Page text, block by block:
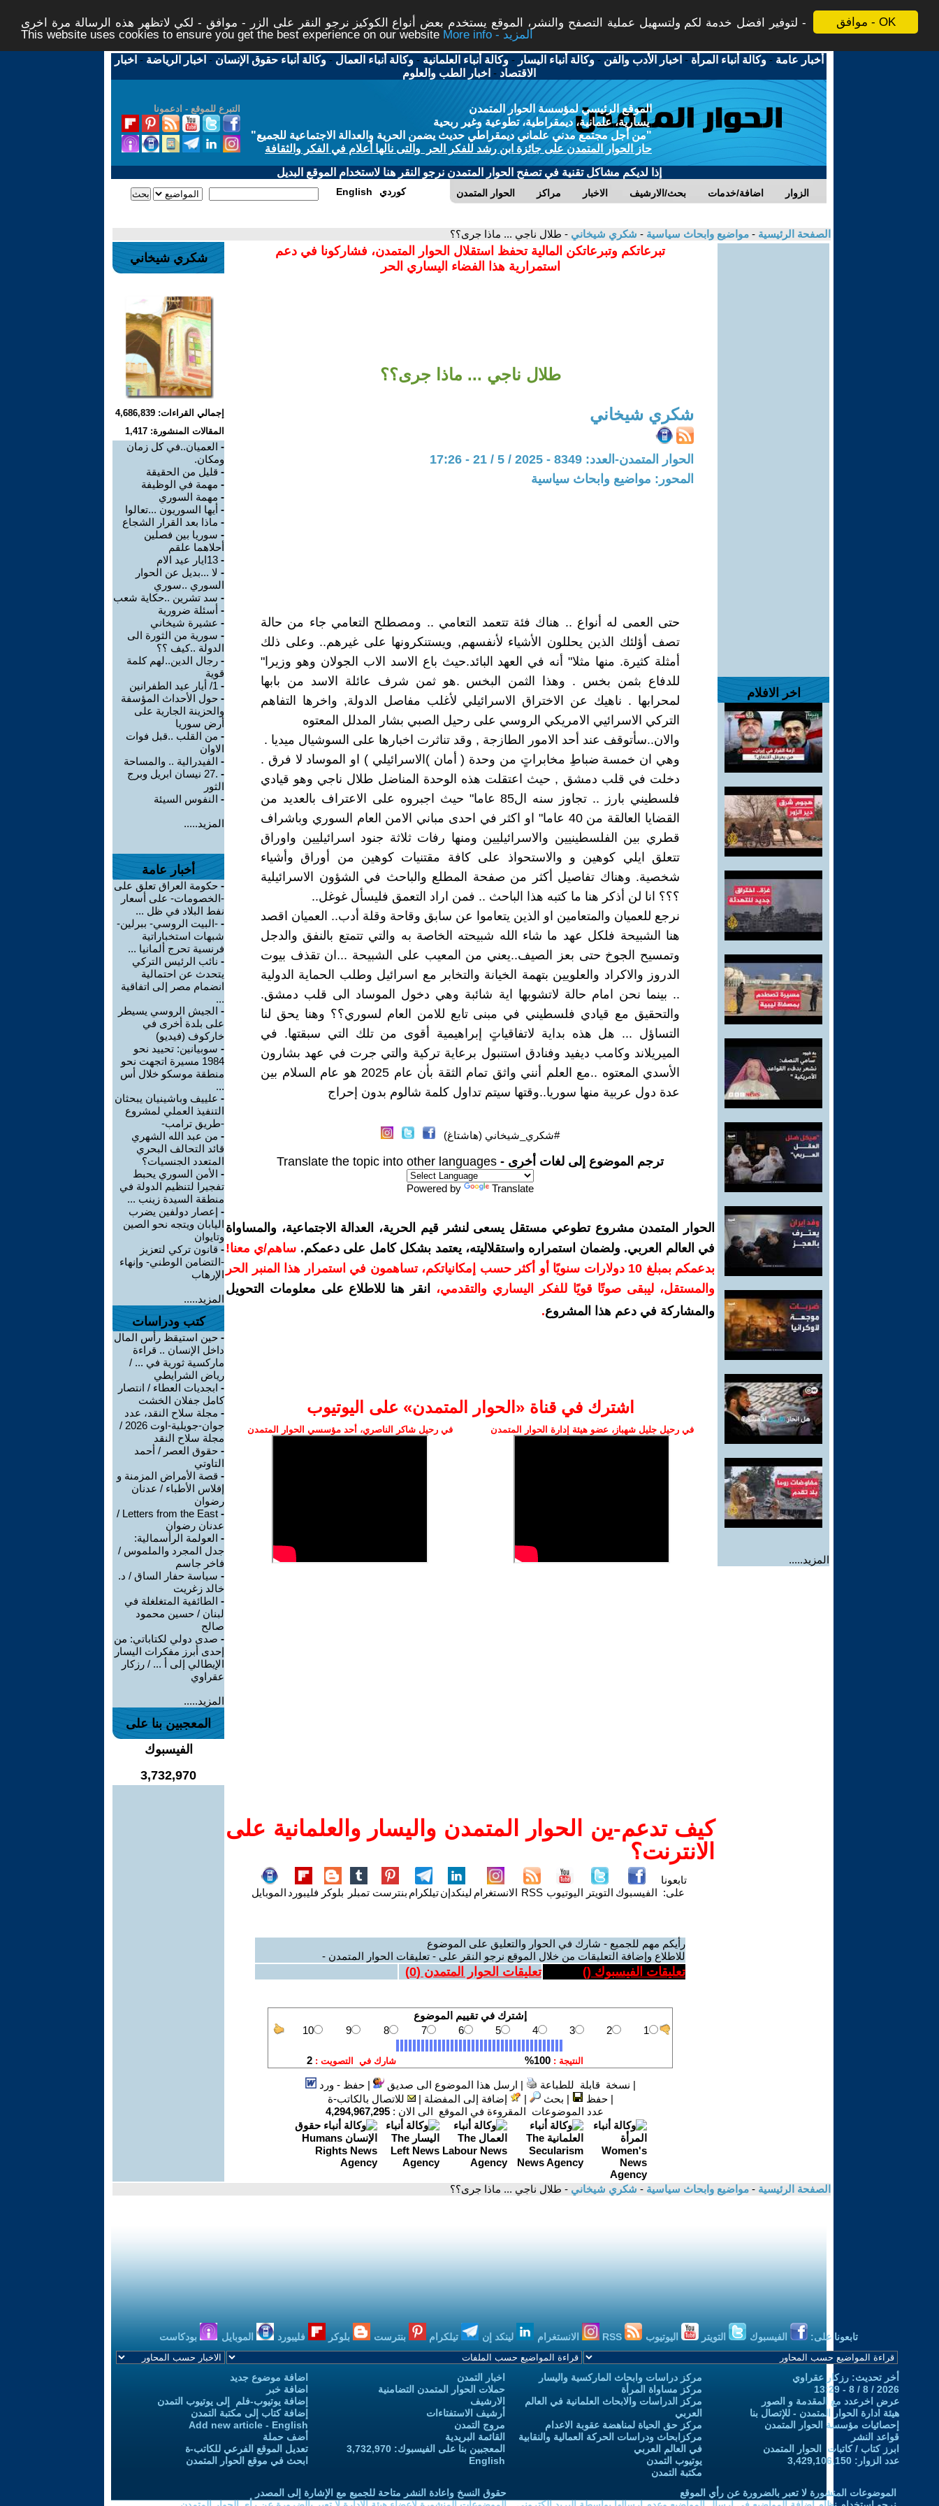
موافق - OK
لتوفير افضل خدمة لكم ولتسهيل عملية التصفح والنشر، الموقع يستخدم بعض أنواع الكوكيز نرجو النقر على الزر - موافق - لكي لاتظهر هذه الرسالة مرة اخرى -
This website uses cookies to ensure you get the best experience on our website
More info - المزيد
أخبار عامة -وكالة أنباء المرأة - اخبار الأدب والفن -وكالة أنباء اليسار -وكالة أنباء العلمانية -وكالة أنباء العمال -وكالة أنباء حقوق الإنسان - اخبار الرياضة - اخبار
الاقتصاد - اخبار الطب والعلوم
التبرع للموقع - ادعمونا
الموقع الرئيسي لمؤسسة الحوار المتمدن
يسارية، علمانية، ديمقراطية، تطوعية وغير ربحية
"من أجل مجتمع مدني علماني ديمقراطي حديث يضمن الحرية والعدالة الاجتماعية للجميع"
حاز الحوار المتمدن على جائزة ابن رشد للفكر الحر والتى نالها أعلام في الفكر والثقافة
إذا لديكم مشاكل تقنية في تصفح الحوار المتمدن نرجو النقر هنا لاستخدام الموقع البديل
الحوار المتمدن مراكز الاخبار بحث/الارشيف اضافة/خدمات الزوار English كوردي
الصفحة الرئيسية - مواضيع وابحاث سياسية - شكري شيخاني - طلال ناجي ... ماذا جرى؟؟
اخر الافلام
المزيد.....
تبرعاتكم وتبرعاتكن المالية تحفظ استقلال الحوار المتمدن، فشاركونا في دعم
استمرارية هذا الفضاء اليساري الحر
طلال ناجي ... ماذا جرى؟؟
شكري شيخاني
الحوار المتمدن-العدد: 8349 - 2025 / 5 / 21 - 17:26
المحور: مواضيع وابحاث سياسية
حتى العمى له أنواع .. هناك فئة تتعمد التعامي .. ومصطلح التعامي جاء من حالة
تصف أؤلئك الذين يحللون الأشياء لأنفسهم, ويستنكرونها على غيرهم.. وعلى ذلك
أمثلة كثيرة. منها مثلا" أنه في العهد البائد.حيث باع الاسد الاب الجولان وهو وزيرا"
للدفاع بثمن بخس . وهذا الثمن البخس .هو ثمن شرف عائلة الاسد من بابها
لمحرابها . ناهيك عن الاختراق الاسرائيلي لأغلب مفاصل الدولة, واخرها التفاهم
التركي الاسرائيي الامريكي الروسي على رحيل الصبي بشار المدلل المعتوه
والان..سأتوقف عند أحد الامور الطازجة , وقد تناثرت اخبارها على السوشيال ميديا .
وهي ان خمسة ضباطِ مخابراتٍ من وحدة ( أمان )الاسرائيلي ) او الموساد لا فرق .
دخلت في قلب دمشق , حيث اعتقلت هذه الوحدة المناضل طلال ناجي وهو قيادي
فلسطيني بارز .. تجاوز سنه ال85 عاما" حيث اجبروه على الاعتراف بالعديد من
القضايا العالقة من 40 عاما" او اكثر في احدى مباني الامن العام السوري وباشراف
قطري بين الفلسطينيين والاسرائيليين ومنها رفات ثلاثة جنود اسرائيليين واوراق
تتعلق ايلي كوهين و والاستحواذ على كافة مقتنيات كوهين من أوراق وأشياء
شخصية. وهناك تفاصيل أكثر من صفحة المطلع والباحث في الشؤون الاسرائيلية
؟؟؟ انا لن أذكر هنا ما كتبه هذا الباحث .. فمن اراد التعمق فليسأل غوغل..
نرجع للعميان والمتعامين او الذين يتعاموا عن سابق وقاحة وقلة أدب.. العميان اقصد
هنا الشبيحة فلكل عهد ما شاء الله شبيحته الخاصة به والتي تتمتع بالنفق والدجل
وتمسيح الجوخ حتى بعز الصيف..يعني من المعيب على الشبيحة ...ان تقذف بيوت
الدروز والاكراد والعلويين بتهمة الخيانة والتخابر مع اسرائيل وطلب الحماية الدولية
.. بينما نحن امام حالة لاتشوبها اية شائبة وهي دخول الموساد الى قلب دمشق.
والتحقيق مع قيادي فلسطيني في مبنى تابع للامن العام لسوري؟؟ وهنا يحق لنا
التساؤل ... هل هذه بداية لاتفاقياتٍ إبراهيمية أقوى من تلك التي سبقتها. في
الميريلاند وكامب ديفيد وفنادق استنبول برعاية تركية والتي جرت في عهد بشارون
الأسدي المعتوه ..مع العلم أنني واثق تمام الثقة بأن عام 2025 هو عام السلام بين
عدة دول عربية منها سوريا..وقتها سيتم تداول كلمة شالوم بدون إحراج
#شكري_شيخاني (هاشتاغ)
ترجم الموضوع إلى لغات أخرى - Translate the topic into other languages
Powered by Translate
الحوار المتمدن مشروع تطوعي مستقل يسعى لنشر قيم الحرية، العدالة الاجتماعية، والمساواة
في العالم العربي. ولضمان استمراره واستقلاليته، يعتمد بشكل كامل على دعمكم. ساهم/ي معنا!
بدعمكم بمبلغ 10 دولارات سنويًا أو أكثر حسب إمكانياتكم، تساهمون في استمرار هذا المنبر الحر
والمستقل، ليبقى صوتًا قويًا للفكر اليساري والتقدمي،
انقر هنا للاطلاع على معلومات التحويل
والمشاركة في دعم هذا المشروع.
اشترك في قناة ‫«الحوار المتمدن» على اليوتيوب
في رحيل جليل شهباز، عضو هيئة إدارة الحوار المتمدن في رحيل شاكر الناصري، أحد مؤسسي الحوار المتمدن
كيف تدعم-ين الحوار المتمدن واليسار والعلمانية على
الانترنت؟
تابعونا
على: الفيسبوك التويتر اليوتيوب RSS الانستغرام لينكدإنتيلكرام بنترست تمبلر بلوكر فليبورد الموبايل
رأيكم مهم للجميع - شارك في الحوار والتعليق على الموضوع
للاطلاع وإضافة التعليقات من خلال الموقع نرجو النقر على - تعليقات الحوار المتمدن -
تعليقات الفيسبوك () تعليقات الحوار المتمدن (0
)
| نسخة قابلة للطباعة | ارسل هذا الموضوع الى صديق |حفظ - ورد
|حفظ | بحث | إضافة إلى المفضلة |
للاتصال بالكاتب-ة
عدد الموضوعات المقروءة في الموقع الى الان : 4,294,967,295
شكري شيخاني
إجمالي القراءات: 4,686,839
المقالات المنشورة: 1,417
- العميان..في كل زمان
ومكان.
- قليل من الحقيقة
- مهمة في الوظيفة
- مهمة السوري
- أيها السوريون ...تعالوا
- ماذا بعد القرار الشجاع
- سوريا بين فصلين
أحلاهما علقم
- 13ايار عيد الام
- لا ...بديل عن الحوار
السوري ..سوري
- سد تشرين ..حكاية شعب
- أسئلة ضرورية
- عشيرة شيخاني
- سورية من الثورة الى
الدولة ..كيف ؟؟
- رجال الدين..لهم كلمة
قوية
- 1/ أيار عيد الطفرانين
- حول الأحداث المؤسفة
والحزينة الجارية على
أرض سوريا
- من القلب ..قبل فوات
الاوان
- الفيدرالية .. والمساحة
-
.27 نيسان ابريل وبرج
الثور
- النفوس السيئة
المزيد.....
أخبار عامة
- حكومة العراق تعلق على
-الخصومات- على أسعار
نفط البلاد في ظل ...
- -البيت الروسي- ببرلين-
شبهات استخباراتية
فرنسية تحرج ألمانيا ...
- نائب الرئيس التركي
يتحدث عن احتمالية
انضمام مصر إلى اتفاقية
...
- الجيش الروسي يسيطر
على بلدة أخرى في
خاركوف (فيديو)
- سوبيانين: تحييد نحو
1984 مسيرة اتجهت نحو
منطقة موسكو خلال أس
...
- علييف وباشينيان يبحثان
التنفيذ العملي لمشروع
-طريق ترامب-
- من عبد الله الشهري
قائد التحالف البحري
المتعدد الجنسيات؟
- الأمن السوري يحبط
تفجيرا لتنظيم الدولة في
منطقة السيدة زينب ...
- إعصار دولفين يضرب
اليابان ويتجه نحو الصين
وتايوان
- قانون تركي لتعزيز
-التضامن الوطني- وإنهاء
الإرهاب
المزيد.....
كتب ودراسات
- حين استيقظ رأس المال
داخل الإنسان .. قراءة
ماركسية ثورية في ... /
رياض الشرايطي
- ابجديات العطاء / انتصار
كامل جفلان الخشت
- مجلة سلاح النقد، عدد
جوان-جويلية-اوت 2026 /
مجلة سلاح النقد
- حقوق العصر / أحمد
التاوتي
- قصة الأمراض المزمنة و
إفلاس الأطباء / عدنان
رضوان
-
Letters from the East /
عدنان رضوان
- العولمة الرأسمالية:
جدل المجرد والملموس /
فاخر جاسم
- سياسة حفار الساق / د.
خالد زغريت
- الطائفية المتغلغلة في
لبنان / حسين محمود
صالح
- صدى دولي لكتاباتي: من
إحدى أبرز مفكرات اليسار
الإيطالي إلى أ ... / رزكار
عقراوي
المزيد.....
المعجبين بنا على
الفيسبوك
3,732,970
الصفحة الرئيسية - مواضيع وابحاث سياسية - شكري شيخاني - طلال ناجي ... ماذا جرى؟؟
تابعونا على: الفيسبوك التويتر اليوتيوب الانستغرام لينكد إن تيلكرام بنترست بلوكر فليبورد الموبايل بودكاست
أخر تحديث: رزكار عقراوي
2026 / 8 / 8 - 13:29
عرض اخرعدد مع المقدمة و الصور
هيئة ادارة الحوار المتمدن - للإتصال بنا
إحصائيات مؤسسة الحوار المتمدن
قواعد النشر
ابرز كتاب / كاتبات الحوار المتمدن
عدد الزوار: 3,429,106,150
مركز دراسات وابحاث الماركسية واليسار
مركز مساواة المرأة
مركز الدراسات والابحاث العلمانية في العالم
العربي
مركز حق الحياة لمناهضة عقوبة الاعدام
مركزابحاث ودراسات الحركة العمالية والنقابية
في العالم العربي
يوتيوب التمدن
مكتبة التمدن
اخبار التمدن
حملات الحوار المتمدن التضامنية
الارشيف
أرشيف الاستفتاءات
مروج التمدن
القائمة البريدية
المعجبين بنا على الفيسبوك: 3,732,970
English
اضافة موضوع جديد
اضافة خبر
إضافة يوتيوب-فلم إلى يوتيوب التمدن
إضافة كتاب إلى مكتبة التمدن
Add new article - English
أضف حملة
تعديل الموقع الفرعي للكاتب-ة
ابحث في موقع الحوار المتمدن
الموضوعات المنشورة لا تعبر بالضرورة عن رأي الموقع
حقوق النسخ واعادة النشر متاحة للجميع مع الإشارة إلى المصدر